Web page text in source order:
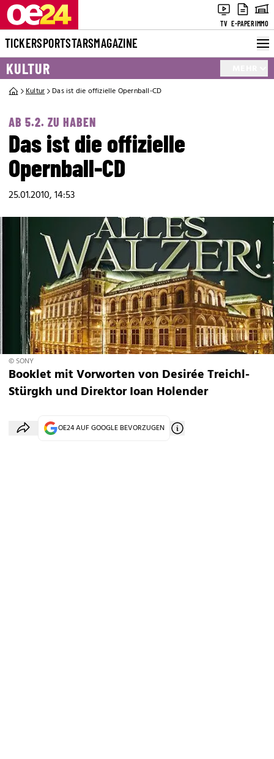
TV E-PAPERIMMO
TICKERSPORTSTARSMAGAZINE
KULTUR
Kultur Das ist die offizielle Opernball-CD
AB 5.2. ZU HABEN
Das ist die offizielle
Opernball-CD
25.01.2010, 14:53
© SONY
Booklet mit Vorworten von Desirée Treichl-
Stürgkh und Direktor Ioan Holender
OE24 AUF GOOGLE BEVORZUGEN